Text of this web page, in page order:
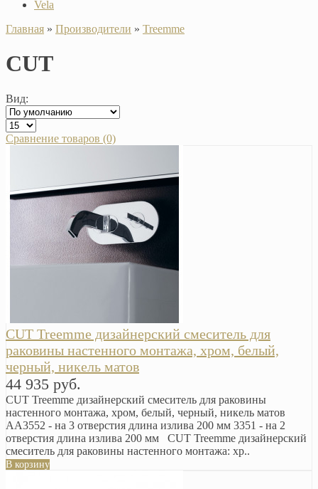
Vela
Главная » Производители » Treemme
CUT
Вид:
Сравнение товаров (0)
CUT Treemme дизайнерский смеситель для
раковины настенного монтажа, хром, белый,
черный, никель матов
44 935 руб.
CUT Treemme дизайнерский смеситель для раковины
настенного монтажа, хром, белый, черный, никель матов
AA3552 - на 3 отверстия длина излива 200 мм 3351 - на 2
отверстия длина излива 200 мм CUT Treemme дизайнерский
смеситель для раковины настенного монтажа: хр..
В корзину